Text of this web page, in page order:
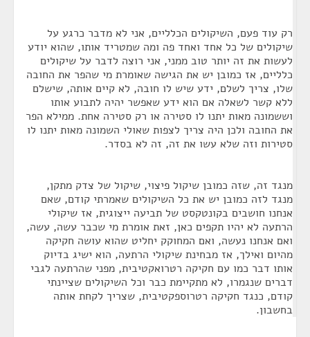
רק עוד פעם, השיקולים הכלליים, אני לא מדבר כרגע על
שיקולים של כל אחד ואחד פה ומה שמטריד אותו, שהוא יודע
לעשות את זה יותר טוב ממני, אני רוצה לדבר על שיקולים
כלליים, אז כמובן יש את הגישה שאומרת מי שהפר את החובה
שלו, צריך לשלם, ידע שיש לו חובה, לא קיים אותה, שישלם
ללא קשר לשאלה אם הוא ידע שאפשר יהיה לתבוע אותו
וששמונה מאות יתנו לו סטירה או רק סטירה אחת. ממילא הפר
את החובה ולכן היה צריך לצפות שאולי השמונה מאות יתנו לו
סטירות וזה שלא עשו את זה, זה לא בסדר.
מנגד זה, שזה כמובן שיקול פיצוי, שיקול של צדק מתקן,
מנגד לזה כמובן יש את כל השיקולים שאמרתי קודם, שאם
אנחנו חושבים בקונטקסט של תביעה ייצוגית, אז שיקולי
הרתעה לא יהיו תקפים כאן, זאת אומרת מי שכבר עשה, עשה,
ואם אנחנו נעשה, ואם המחוקק יחליט שהוא עושה חקיקה
מהיום ואילך, אז מבחינת שיקולי הרתעה, הוא ישיג בדיוק
אותו דבר כמו עם חקיקה רטרואקטיבית, מפני שהרתעה לגבי
דברים שנגמרו, לא מתקיימת כבר וכל השיקולים שציינתי
קודם, כנגד חקיקה רטרוספקטיבית, שצריך לקחת אותה
בחשבון.